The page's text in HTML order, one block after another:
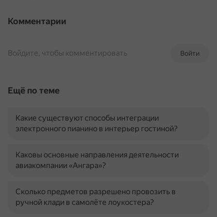
Комментарии
Войти
Войдите, чтобы комментировать
Ещё по теме
Какие существуют способы интеграции
электронного пианино в интерьер гостиной?
Каковы основные направления деятельности
авиакомпании «Ангара»?
Сколько предметов разрешено провозить в
ручной клади в самолёте лоукостера?